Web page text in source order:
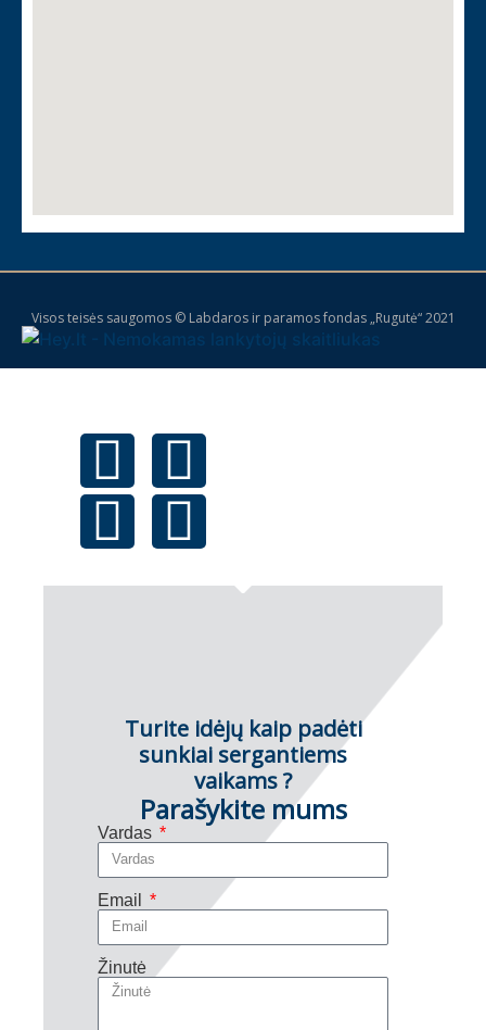
Visos teisės saugomos © Labdaros ir paramos fondas „Rugutė“ 2021
Turite idėjų kaip padėti
sunkiai sergantiems
vaikams ?
Parašykite mums
Vardas
Email
Žinutė